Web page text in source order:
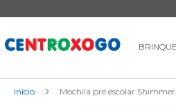
para
Conteúdo
Início Mochila pré escolar